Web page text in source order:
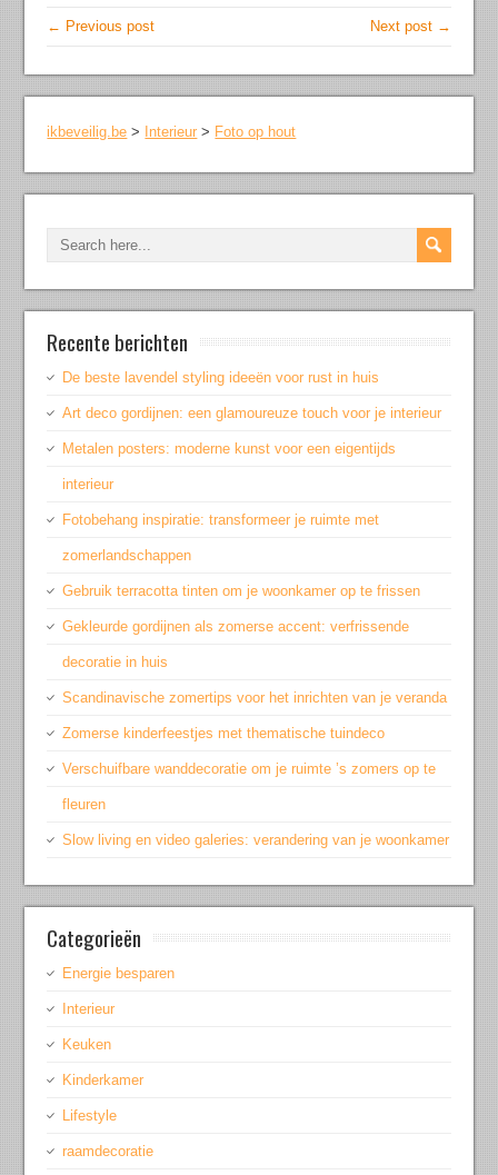
← Previous post Next post →
ikbeveilig.be > Interieur > Foto op hout
Recente berichten
De beste lavendel styling ideeën voor rust in huis
Art deco gordijnen: een glamoureuze touch voor je interieur
Metalen posters: moderne kunst voor een eigentijds
interieur
Fotobehang inspiratie: transformeer je ruimte met
zomerlandschappen
Gebruik terracotta tinten om je woonkamer op te frissen
Gekleurde gordijnen als zomerse accent: verfrissende
decoratie in huis
Scandinavische zomertips voor het inrichten van je veranda
Zomerse kinderfeestjes met thematische tuindeco
Verschuifbare wanddecoratie om je ruimte ’s zomers op te
fleuren
Slow living en video galeries: verandering van je woonkamer
Categorieën
Energie besparen
Interieur
Keuken
Kinderkamer
Lifestyle
raamdecoratie